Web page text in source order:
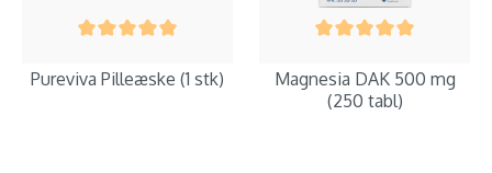
Pureviva Pilleæske (1 stk)
Magnesia DAK 500 mg
(250 tabl)